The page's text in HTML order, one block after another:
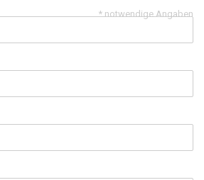
* notwendige Angaben